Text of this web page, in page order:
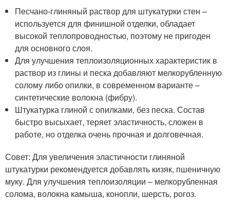
Песчано-глиняный раствор для штукатурки стен –
используется для финишной отделки, обладает
высокой теплопроводностью, поэтому не пригоден
для основного слоя.
Для улучшения теплоизоляционных характеристик в
раствор из глины и песка добавляют мелкорубленную
солому либо опилки, в современном варианте –
синтетические волокна (фибру).
Штукатурка глиной с опилками, без песка. Состав
быстро высыхает, теряет эластичность, сложен в
работе, но отделка очень прочная и долговечная.
Совет: Для увеличения эластичности глиняной
штукатурки рекомендуется добавлять кизяк, пшеничную
муку. Для улучшения теплоизоляции – мелкорубленная
солома, волокна камыша, конопли, шерсть, рогоз.